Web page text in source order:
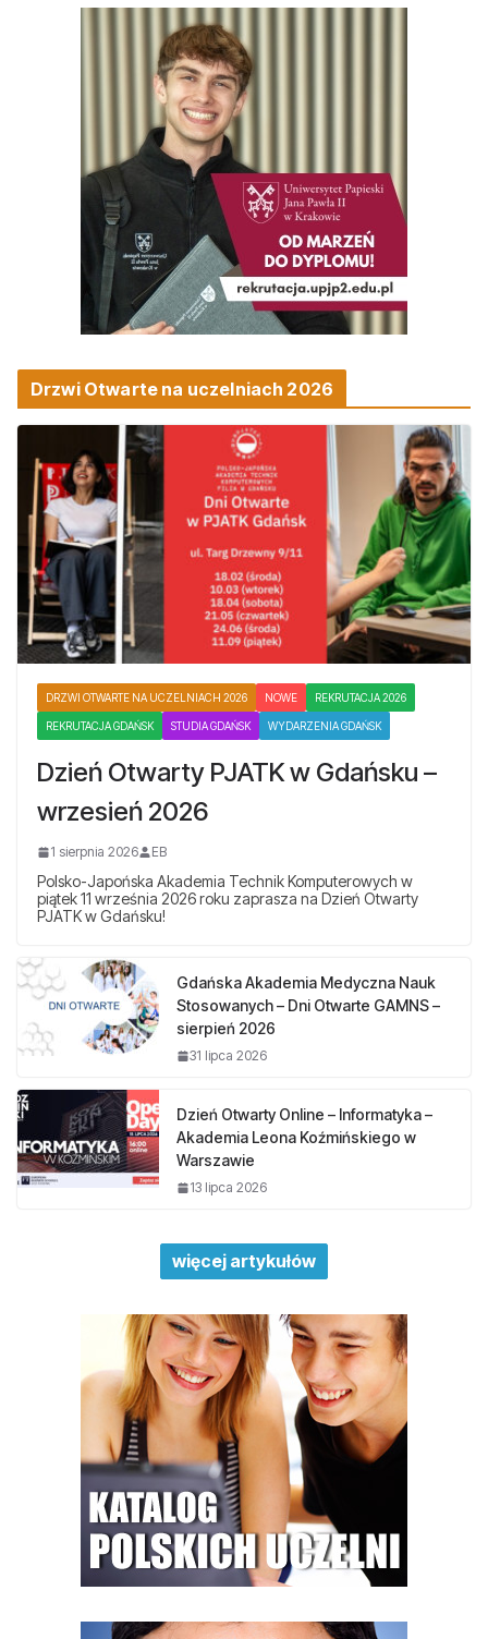
Drzwi Otwarte na uczelniach 2026
DRZWI OTWARTE NA UCZELNIACH 2026 NOWE REKRUTACJA 2026
REKRUTACJA GDAŃSK STUDIA GDAŃSK WYDARZENIA GDAŃSK
Dzień Otwarty PJATK w Gdańsku –
wrzesień 2026
1 sierpnia 2026 EB
Polsko-Japońska Akademia Technik Komputerowych w
piątek 11 września 2026 roku zaprasza na Dzień Otwarty
PJATK w Gdańsku!
Gdańska Akademia Medyczna Nauk
Stosowanych – Dni Otwarte GAMNS –
sierpień 2026
31 lipca 2026
Dzień Otwarty Online – Informatyka –
Akademia Leona Koźmińskiego w
Warszawie
13 lipca 2026
więcej artykułów